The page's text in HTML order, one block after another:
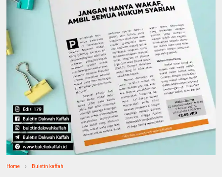
Home Buletin kaffah